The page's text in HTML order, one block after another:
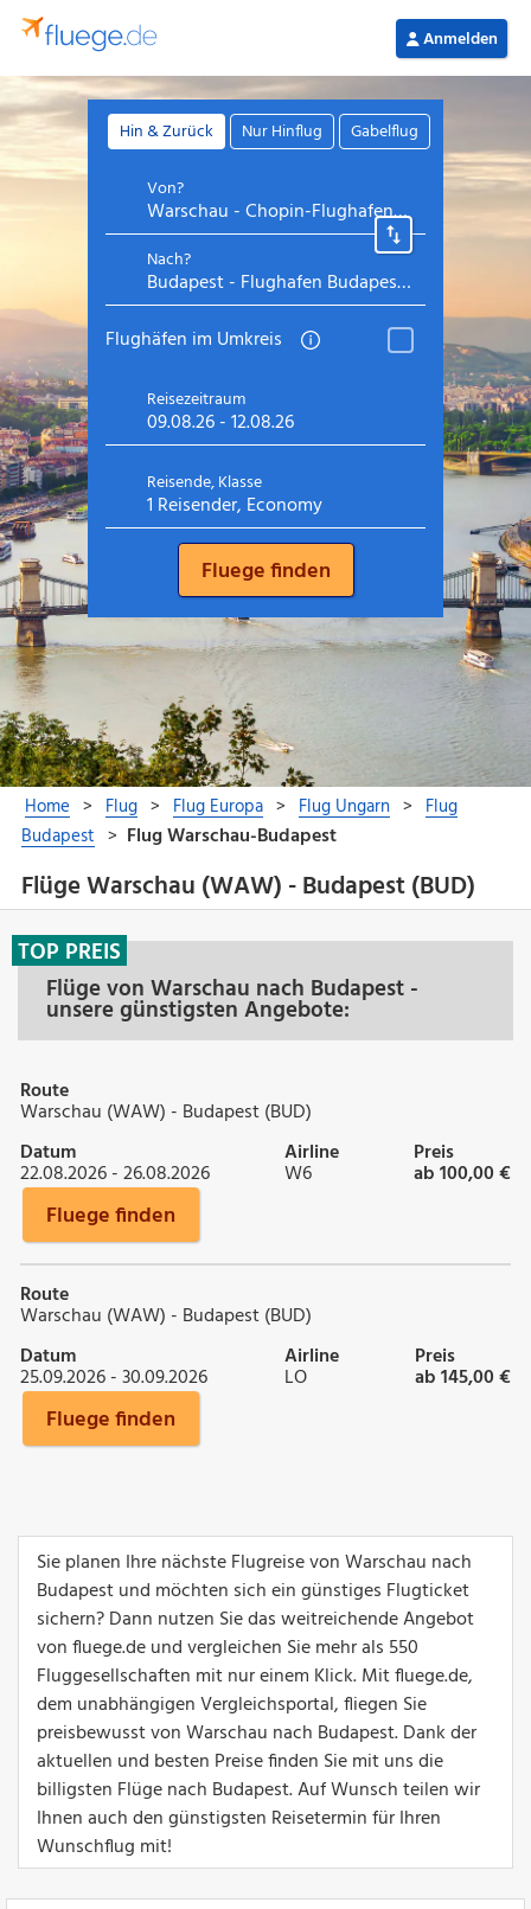
Flüge Warschau (WAW) - Budapest (BUD)
Flüge von Warschau nach Budapest -
unsere günstigsten Angebote:
TOP PREIS
Route
Warschau (WAW) - Budapest (BUD)
Datum
22.08.2026 - 26.08.2026
Airline
W6
Preis
ab 100,00 €
Fluege finden
Route
Warschau (WAW) - Budapest (BUD)
Datum
25.09.2026 - 30.09.2026
Airline
LO
Preis
ab 145,00 €
Fluege finden
Sie planen Ihre nächste Flugreise von Warschau nach
Budapest und möchten sich ein günstiges Flugticket
sichern? Dann nutzen Sie das weitreichende Angebot
von fluege.de und vergleichen Sie mehr als 550
Fluggesellschaften mit nur einem Klick. Mit fluege.de,
dem unabhängigen Vergleichsportal, fliegen Sie
preisbewusst von Warschau nach Budapest. Dank der
aktuellen und besten Preise finden Sie mit uns die
billigsten Flüge nach Budapest. Auf Wunsch teilen wir
Ihnen auch den günstigsten Reisetermin für Ihren
Wunschflug mit!